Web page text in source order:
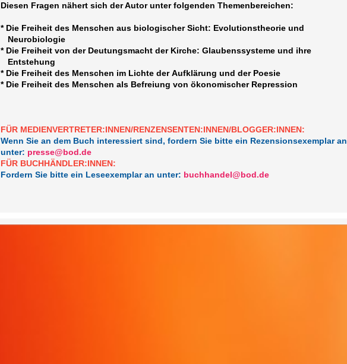
Diesen Fragen nähert sich der Autor unter folgenden Themenbereichen:
* Die Freiheit des Menschen aus biologischer Sicht: Evolutionstheorie und
Neurobiologie
* Die Freiheit von der Deutungsmacht der Kirche: Glaubenssysteme und ihre
Entstehung
* Die Freiheit des Menschen im Lichte der Aufklärung und der Poesie
* Die Freiheit des Menschen als Befreiung von ökonomischer Repression
FÜR MEDIENVERTRETER:INNEN/RENZENSENTEN:INNEN/BLOGGER:INNEN:
Wenn Sie an dem Buch interessiert sind, fordern Sie bitte ein Rezensionsexemplar an
unter: presse@bod.de
FÜR BUCHHÄNDLER:INNEN:
Fordern Sie bitte ein Leseexemplar an unter: buchhandel@bod.de